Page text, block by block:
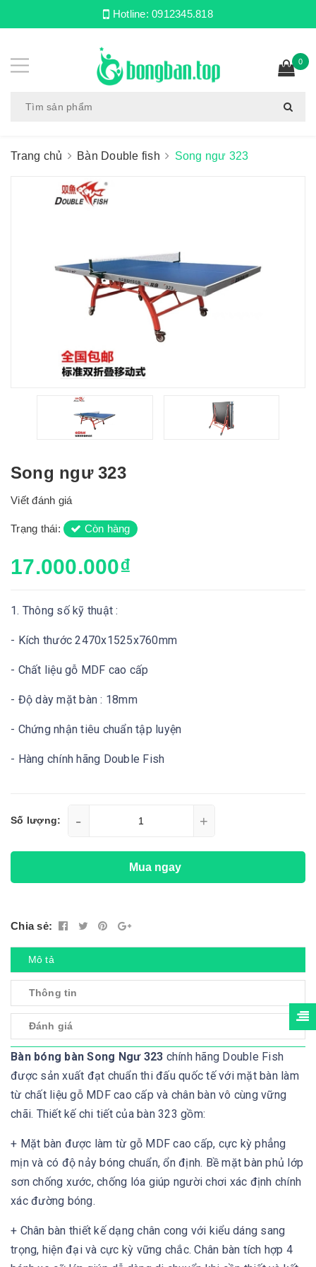
Hotline: 0912345.818
0
Trang chủ Bàn Double fish Song ngư 323
Song ngư 323
Viết đánh giá
Trạng thái: Còn hàng
17.000.000₫
1. Thông số kỹ thuật :
- Kích thước 2470x1525x760mm
- Chất liệu gỗ MDF cao cấp
- Độ dày mặt bàn : 18mm
- Chứng nhận tiêu chuẩn tập luyện
- Hàng chính hãng Double Fish
Số lượng: - +
Mua ngay
Chia sẻ:
Mô tả
Thông tin
Đánh giá
Bàn bóng bàn Song Ngư 323 chính hãng Double Fish
được sản xuất đạt chuẩn thi đấu quốc tế với mặt bàn làm
từ chất liệu gỗ MDF cao cấp và chân bàn vô cùng vững
chãi. Thiết kế chi tiết của bàn 323 gồm:
+ Mặt bàn được làm từ gỗ MDF cao cấp, cực kỳ phẳng
mịn và có độ nảy bóng chuẩn, ổn định. Bề mặt bàn phủ lớp
sơn chống xước, chống lóa giúp người chơi xác định chính
xác đường bóng.
+ Chân bàn thiết kế dạng chân cong với kiểu dáng sang
trọng, hiện đại và cực kỳ vững chắc. Chân bàn tích hợp 4